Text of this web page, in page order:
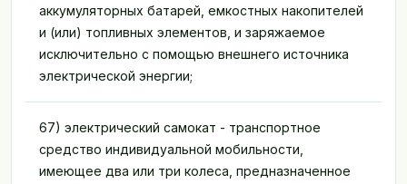
аккумуляторных батарей, емкостных накопителей
и (или) топливных элементов, и заряжаемое
исключительно с помощью внешнего источника
электрической энергии;
67) электрический самокат - транспортное
средство индивидуальной мобильности,
имеющее два или три колеса, предназначенное